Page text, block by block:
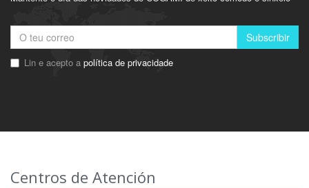
Subscribir
Lin e acepto a política de privacidade
Centros de Atención